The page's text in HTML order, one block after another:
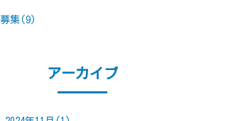
募集(9)
アーカイブ